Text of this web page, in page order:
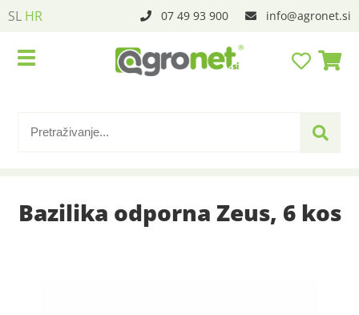
SL HR 07 49 93 900 info agronet.si
Bazilika odporna Zeus, 6 kos